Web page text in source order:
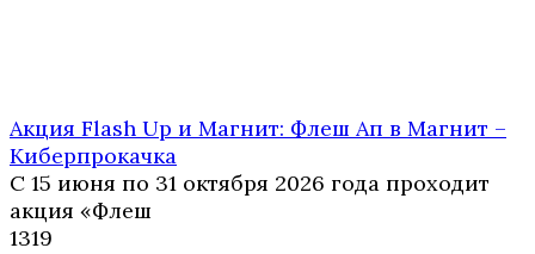
Акция Flash Up и Магнит: Флеш Ап в Магнит –
Киберпрокачка
С 15 июня по 31 октября 2026 года проходит
акция «Флеш
1319